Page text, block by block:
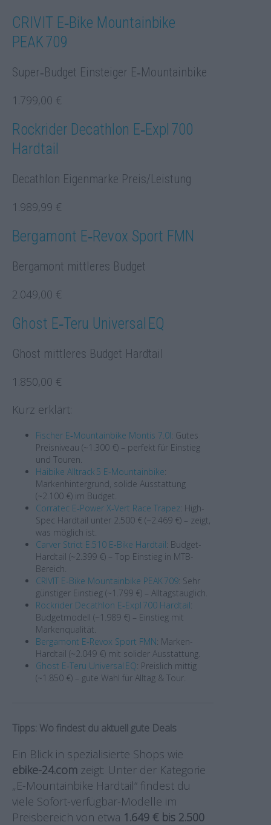
CRIVIT E‑Bike Mountainbike
PEAK 709
Super‑Budget Einsteiger E‑Mountainbike
1.799,00 €
Rockrider Decathlon E‑Expl 700
Hardtail
Decathlon Eigenmarke Preis/Leistung
1.989,99 €
Bergamont E‑Revox Sport FMN
Bergamont mittleres Budget
2.049,00 €
Ghost E‑Teru Universal EQ
Ghost mittleres Budget Hardtail
1.850,00 €
Kurz erklärt:
Fischer E‑Mountainbike Montis 7.0I: Gutes
Preisniveau (~1.300 €) – perfekt für Einstieg
und Touren.
Haibike Alltrack 5 E‑Mountainbike:
Markenhintergrund, solide Ausstattung
(~2.100 €) im Budget.
Corratec E‑Power X‑Vert Race Trapez: High-
Spec Hardtail unter 2.500 € (~2.469 €) – zeigt,
was möglich ist.
Carver Strict E.510 E‑Bike Hardtail: Budget-
Hardtail (~2.399 €) – Top Einstieg in MTB-
Bereich.
CRIVIT E‑Bike Mountainbike PEAK 709: Sehr
günstiger Einstieg (~1.799 €) – Alltagstauglich.
Rockrider Decathlon E‑Expl 700 Hardtail:
Budgetmodell (~1.989 €) – Einstieg mit
Markenqualität.
Bergamont E‑Revox Sport FMN: Marken-
Hardtail (~2.049 €) mit solider Ausstattung.
Ghost E‑Teru Universal EQ: Preislich mittig
(~1.850 €) – gute Wahl für Alltag & Tour.
Tipps: Wo findest du aktuell gute Deals
Ein Blick in spezialisierte Shops wie
ebike-24.com zeigt: Unter der Kategorie
„E-Mountainbike Hardtail“ findest du
viele Sofort-verfügbar-Modelle im
Preisbereich von etwa 1.649 € bis 2.500